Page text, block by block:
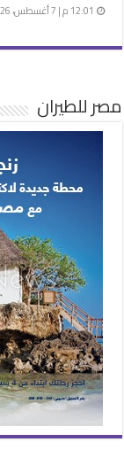
12:01 م | 7 أغسطس، 2026
مصر للطيران